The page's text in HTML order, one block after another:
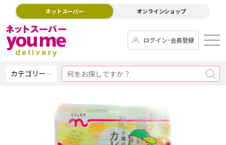
ネットスーパー オンラインショップ
ログイン･会員登録
カテゴリー